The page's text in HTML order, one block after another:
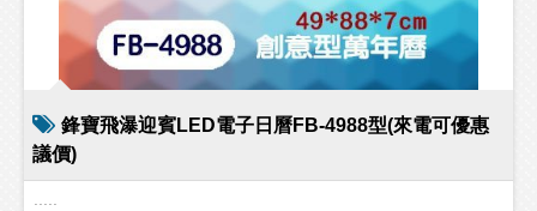
鋒寶飛瀑迎賓LED電子日曆FB-4988型(來電可優惠
議價)